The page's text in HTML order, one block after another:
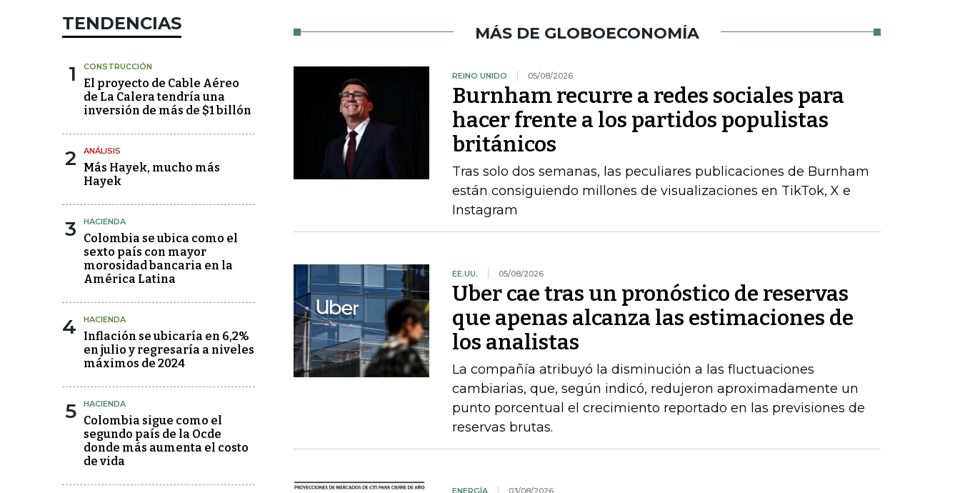
TENDENCIAS
1 CONSTRUCCIÓN
El proyecto de Cable Aéreo
de La Calera tendría una
inversión de más de $1 billón
2 ANÁLISIS
Más Hayek, mucho más
Hayek
3 HACIENDA
Colombia se ubica como el
sexto país con mayor
morosidad bancaria en la
América Latina
4 HACIENDA
Inflación se ubicaría en 6,2%
en julio y regresaría a niveles
máximos de 2024
5 HACIENDA
Colombia sigue como el
segundo país de la Ocde
donde más aumenta el costo
de vida
MÁS DE GLOBOECONOMÍA
REINO UNIDO 05/08/2026
Burnham recurre a redes sociales para
hacer frente a los partidos populistas
británicos
Tras solo dos semanas, las peculiares publicaciones de Burnham
están consiguiendo millones de visualizaciones en TikTok, X e
Instagram
EE.UU. 05/08/2026
Uber cae tras un pronóstico de reservas
que apenas alcanza las estimaciones de
los analistas
La compañía atribuyó la disminución a las fluctuaciones
cambiarias, que, según indicó, redujeron aproximadamente un
punto porcentual el crecimiento reportado en las previsiones de
reservas brutas.
ENERGÍA 03/08/2026